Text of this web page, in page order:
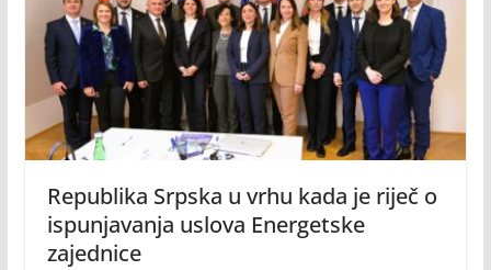
Republika Srpska u vrhu kada je riječ o
ispunjavanja uslova Energetske
zajednice